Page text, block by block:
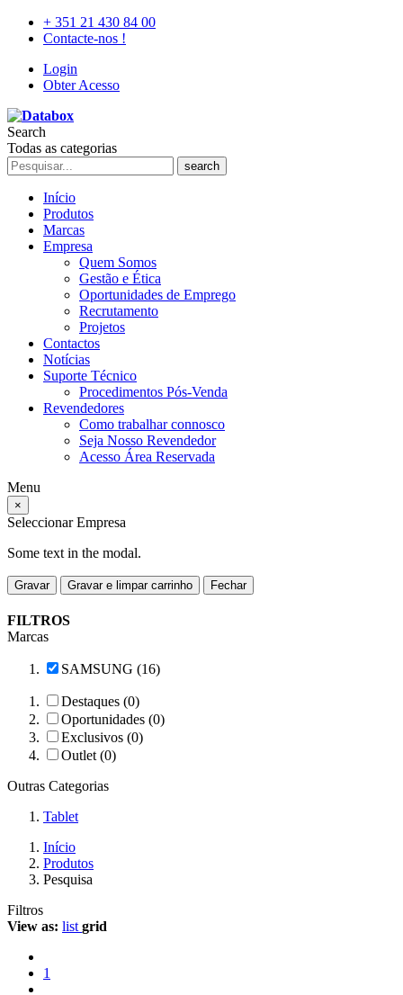
+ 351 21 430 84 00
Contacte-nos !
Login
Obter Acesso
Search
Todas as categorias
search
Início
Produtos
Marcas
Empresa
Quem Somos
Gestão e Ética
Oportunidades de Emprego
Recrutamento
Projetos
Contactos
Notícias
Suporte Técnico
Procedimentos Pós-Venda
Revendedores
Como trabalhar connosco
Seja Nosso Revendedor
Acesso Área Reservada
Menu
×
Seleccionar Empresa
Some text in the modal.
Gravar Gravar e limpar carrinho Fechar
FILTROS
Marcas
SAMSUNG (16)
Destaques (0)
Oportunidades (0)
Exclusivos (0)
Outlet (0)
Outras Categorias
Tablet
Início
Produtos
Pesquisa
Filtros
View as: list grid
1